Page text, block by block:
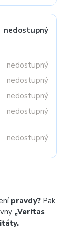
nedostupný
nedostupný
nedostupný
nedostupný
nedostupný
nedostupný
pravdy? Pak
„Veritas